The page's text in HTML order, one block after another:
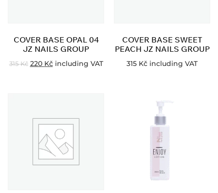
COVER BASE OPAL 04
JZ NAILS GROUP
315Kč 220 Kč including VAT
COVER BASE SWEET
PEACH JZ NAILS GROUP
315 Kč including VAT